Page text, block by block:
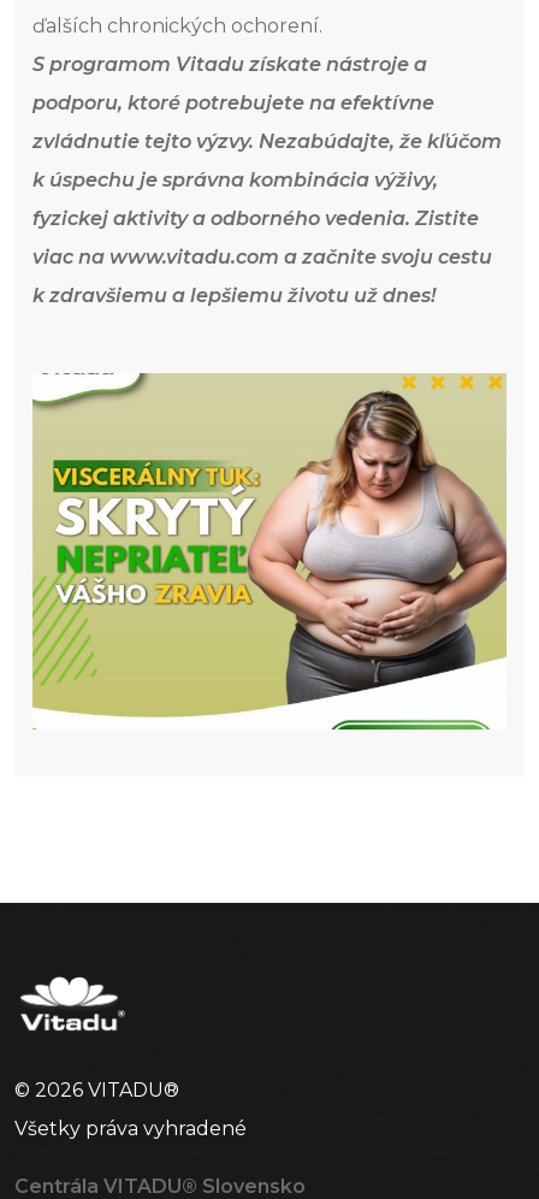
ďalších chronických ochorení.
S programom Vitadu získate nástroje a
podporu, ktoré potrebujete na efektívne
zvládnutie tejto výzvy. Nezabúdajte, že kľúčom
k úspechu je správna kombinácia výživy,
fyzickej aktivity a odborného vedenia. Zistite
viac na www.vitadu.com a začnite svoju cestu
k zdravšiemu a lepšiemu životu už dnes!
© 2026 VITADU®
Všetky práva vyhradené
Centrála VITADU® Slovensko